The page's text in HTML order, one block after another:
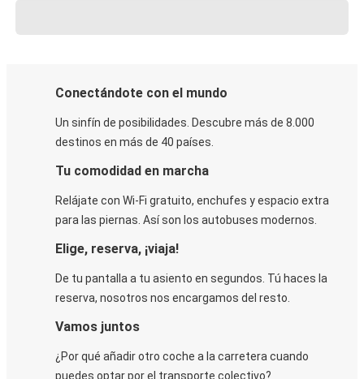
Conectándote con el mundo
Un sinfín de posibilidades. Descubre más de 8.000
destinos en más de 40 países.
Tu comodidad en marcha
Relájate con Wi-Fi gratuito, enchufes y espacio extra
para las piernas. Así son los autobuses modernos.
Elige, reserva, ¡viaja!
De tu pantalla a tu asiento en segundos. Tú haces la
reserva, nosotros nos encargamos del resto.
Vamos juntos
¿Por qué añadir otro coche a la carretera cuando
puedes optar por el transporte colectivo?